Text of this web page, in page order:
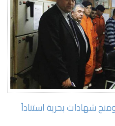
شهادات بحرية استناداً